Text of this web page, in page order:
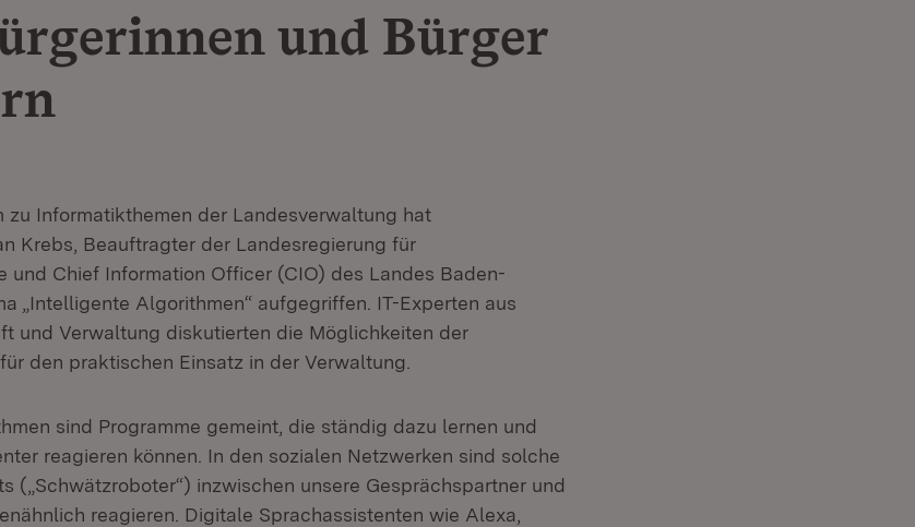
und Bürger
zu Informatikthemen der Landesverwaltung hat
Krebs, Beauftragter der Landesregierung für
und Chief Information Officer (CIO) des Landes Baden-
„Intelligente Algorithmen“ aufgegriffen. IT-Experten aus
und Verwaltung diskutierten die Möglichkeiten der
den praktischen Einsatz in der Verwaltung.
sind Programme gemeint, die ständig dazu lernen und
reagieren können. In den sozialen Netzwerken sind solche
(„Schwätzroboter“) inzwischen unsere Gesprächspartner und
reagieren. Digitale Sprachassistenten wie Alexa,